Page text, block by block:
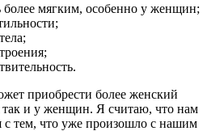
более мягким, особенно у женщин;
приобрести более женский
так и у женщин. Я считаю, что нам
с тем, что уже произошло с нашим